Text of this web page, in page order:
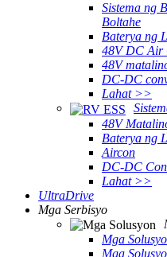
Sistema ng
Boltahe
Baterya ng
48V DC Air
48V
DC-DC
Lahat >>
48V
Baterya ng
Aircon
DC-DC
Lahat >>
UltraDrive
Mga Serbisyo
Mga
Mga